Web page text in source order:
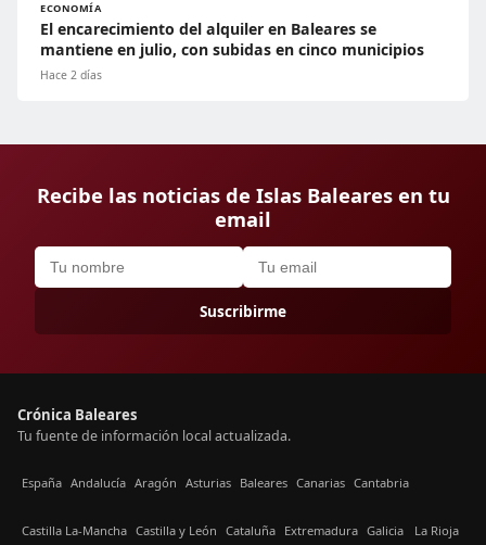
ECONOMÍA
El encarecimiento del alquiler en Baleares se
mantiene en julio, con subidas en cinco municipios
Hace 2 días
Recibe las noticias de Islas Baleares en tu
email
Suscribirme
Crónica Baleares
Tu fuente de información local actualizada.
España Andalucía Aragón Asturias Baleares Canarias Cantabria
Castilla La-Mancha Castilla y León Cataluña Extremadura Galicia La Rioja